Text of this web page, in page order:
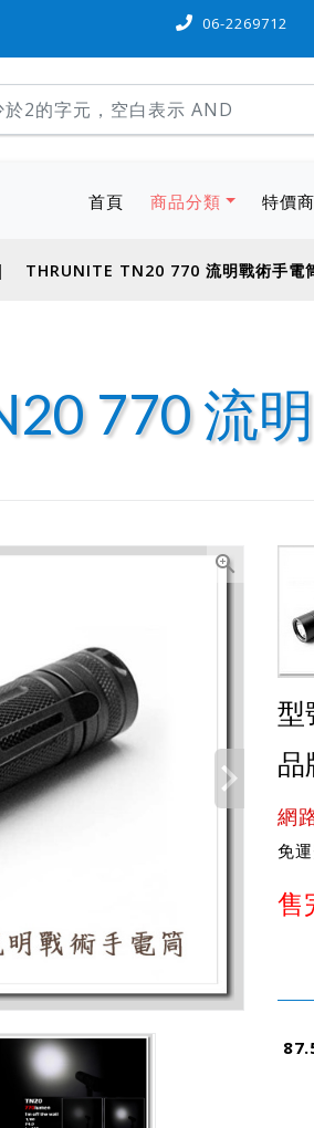
利』購物，歡迎多加利用。本站物
06-2269712
首頁(current)
商品分類 特價
| THRUNITE TN20 770 流明戰術手電
770 流
型
品
網
免
售